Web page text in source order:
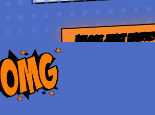
$FLOCK JETZT KAUFEN